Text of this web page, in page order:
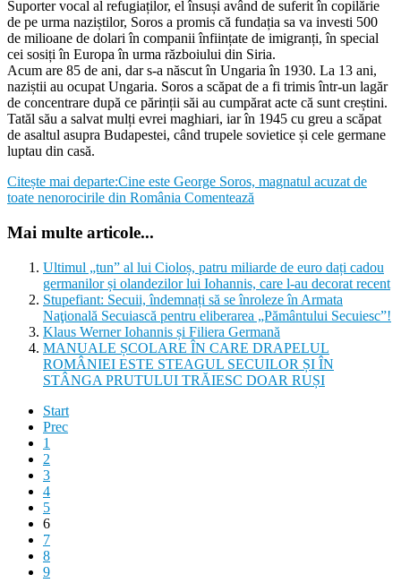
Suporter vocal al refugiaților, el însuși având de suferit în copilărie
de pe urma naziștilor, Soros a promis că fundația sa va investi 500
de milioane de dolari în companii înființate de imigranți, în special
cei sosiți în Europa în urma războiului din Siria.
Acum are 85 de ani, dar s-a născut în Ungaria în 1930. La 13 ani,
naziștii au ocupat Ungaria. Soros a scăpat de a fi trimis într-un lagăr
de concentrare după ce părinții săi au cumpărat acte că sunt creștini.
Tatăl său a salvat mulți evrei maghiari, iar în 1945 cu greu a scăpat
de asaltul asupra Budapestei, când trupele sovietice și cele germane
luptau din casă.
Citește mai departe:Cine este George Soros, magnatul acuzat de
toate nenorocirile din România Comentează
Mai multe articole...
Ultimul „tun” al lui Cioloș, patru miliarde de euro dați cadou
germanilor și olandezilor lui Iohannis, care l-au decorat recent
Stupefiant: Secuii, îndemnați să se înroleze în Armata
Naţională Secuiască pentru eliberarea „Pământului Secuiesc”!
Klaus Werner Iohannis și Filiera Germană
MANUALE ȘCOLARE ÎN CARE DRAPELUL
ROMÂNIEI ESTE STEAGUL SECUILOR ȘI ÎN
STÂNGA PRUTULUI TRĂIESC DOAR RUȘI
Start
Prec
1
2
3
4
5
6
7
8
9